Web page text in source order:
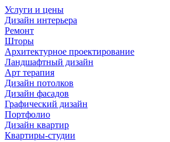
Услуги и цены
Дизайн интерьера
Ремонт
Шторы
Архитектурное проектирование
Ландшафтный дизайн
Арт терапия
Дизайн потолков
Дизайн фасадов
Графический дизайн
Портфолио
Дизайн квартир
Квартиры-студии